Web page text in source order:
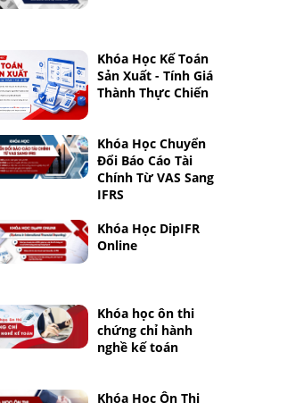
Khóa Học Kế Toán
Sản Xuất - Tính Giá
Thành Thực Chiến
Khóa Học Chuyển
Đổi Báo Cáo Tài
Chính Từ VAS Sang
IFRS
Khóa Học DipIFR
Online
Khóa học ôn thi
chứng chỉ hành
nghề kế toán
Khóa Học Ôn Thi